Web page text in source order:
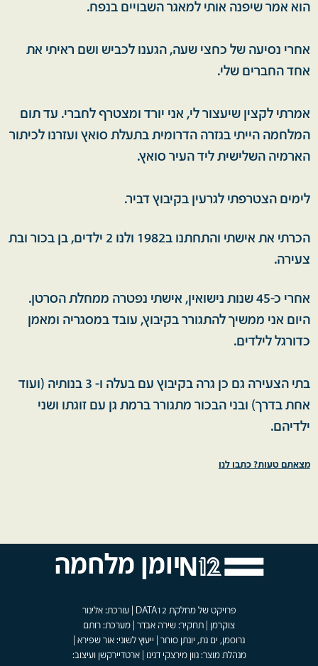
הוא אמר שיפנה אותי למאגר השבויים בנפח.
אחרי נסיעה של כחצי שעה, הגענו לכביש ושם ראיתי את
אחד החברים שלי.
אמרתי לקצין שיעצור לי, אני יורד ומצטרף לחברי. עד תום
המלחמה הייתי בגזרה הדרומית בתעלת סואץ ועזרנו לכיתור
הארמיה השלישית ליד העיר סואץ.
לימים הצטרפתי לגרעין בקיבוץ דביר.
הכרתי את אישתי והתחתנו ב1982 ולנו 2 ילדים, בן בכור ובת
צעירה.
אחרי כ-45 שנות נישואין, אישתי נפטרה ממחלת הסרטן.
היום אני ממשיך להתגורר בקיבוץ, עובד במסגריה ומאמן
כדורגל לילדים.
בתי הצעירה גם כן גרה בקיבוץ עם בעלה ו- 3 בנותיה (ועוד
אחת בדרך) ובני הבכור מתגורר ברמת גן עם זוגתו ושני
ילדיהם.
מצאתם טעות? כתבו לנו
יומן מלחמה
פרויקט של מחלקת DATA12 | עורכת: אלינור
צוקרמן | תחקיר: שירה אבדר | מערכת: רותם
גרוסמן, ים גת, יונתן סוחר | ייעוץ לשוני: אור שפירא |
מנהלת מוצר: גוון מירצקי דנינו | ארטדיירקשן ועיצוב: